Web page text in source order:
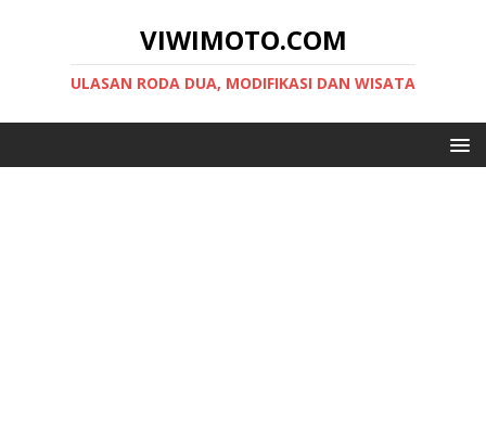
VIWIMOTO.COM
ULASAN RODA DUA, MODIFIKASI DAN WISATA